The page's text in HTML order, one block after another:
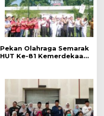
Pekan Olahraga Semarak
HUT Ke-81 Kemerdekaan
Pegawai